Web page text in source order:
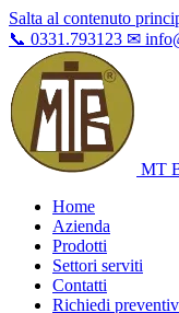
Salta al contenuto
📞 0331.793123 ✉
MT
Home
Azienda
Prodotti
Settori serviti
Contatti
Richiedi